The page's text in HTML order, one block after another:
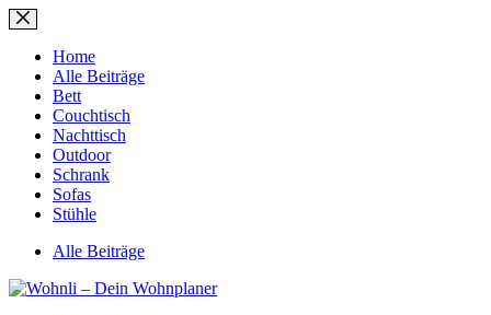
Zum
springenHome
Alle Beiträge
Bett
Couchtisch
Nachttisch
Outdoor
Schrank
Sofas
Stühle
Alle Beiträge